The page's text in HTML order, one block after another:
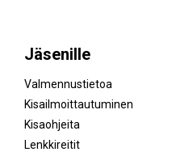
Jäsenille
Valmennustietoa
Kisailmoittautuminen
Kisaohjeita
Lenkkireitit